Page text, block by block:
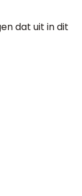
dat uit in dit